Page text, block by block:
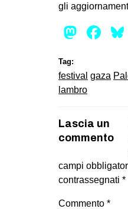
gli
Tag:
festival gaza
lambro
Lascia un
commento
campi
contrassegnati *
Commento *